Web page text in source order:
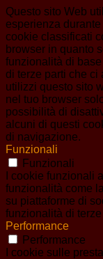
Questo sito Web
esperienza
cookie classificati
browser in quanto
funzionalità di
di terze parti che ci
utilizzi questo sito
nel tuo browser
possibilità di
alcuni di questi
di navigazione.
Funzionali
Funzionali
I cookie funzionali
funzionalità come
su piattaforme di
funzionalità di terze
Performance
Performance
I cookie sulle